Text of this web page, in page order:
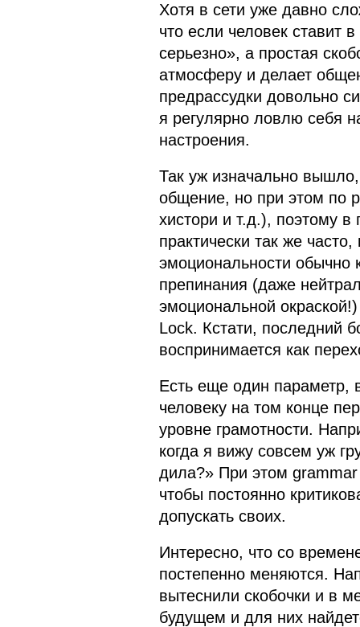
Хотя в сети уже давно
что если человек ставит
серьезно», а простая
атмосферу и делает
предрассудки довольно
я регулярно ловлю себя
настроения.
Так уж изначально
общение, но при этом по
хистори и т.д.), поэтому
практически так же
эмоциональности обычно
препинания (даже
эмоциональной
Lock. Кстати, последний
воспринимается как
Есть еще один параметр,
человеку на том конце
уровне грамотности.
когда я вижу совсем уж
дила?» При этом
чтобы постоянно
допускать своих.
Интересно, что со
постепенно меняются.
вытеснили скобочки и в
будущем и для них